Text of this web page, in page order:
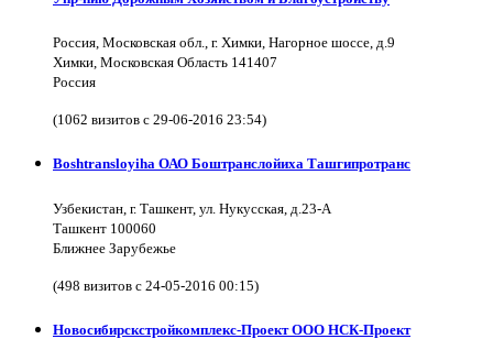
Россия, Московская обл., г. Химки, Нагорное шоссе, д.9
Химки, Московская Область 141407
Россия
(1062 визитов с 29-06-2016 23:54)
Boshtransloyiha ОАО Боштранслойиха Ташгипротранс
Узбекистан, г. Ташкент, ул. Нукусская, д.23-А
Ташкент 100060
Ближнее Зарубежье
(498 визитов с 24-05-2016 00:15)
Новосибирскстройкомплекс-Проект ООО НСК-Проект